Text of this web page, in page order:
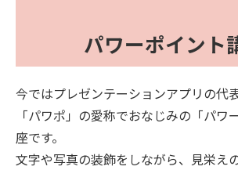
パワーポイント
今ではプレゼンテーションアプリの代
「パワポ」の愛称でおなじみの「パワ
座です。
文字や写真の装飾をしながら、見栄え